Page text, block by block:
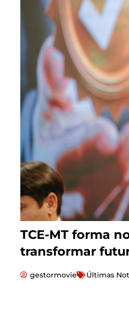
TCE-MT forma
transformar
gestormovie Últimas